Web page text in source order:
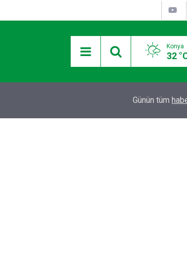
Konya
32
Otomobilde silahla
Günün tüm